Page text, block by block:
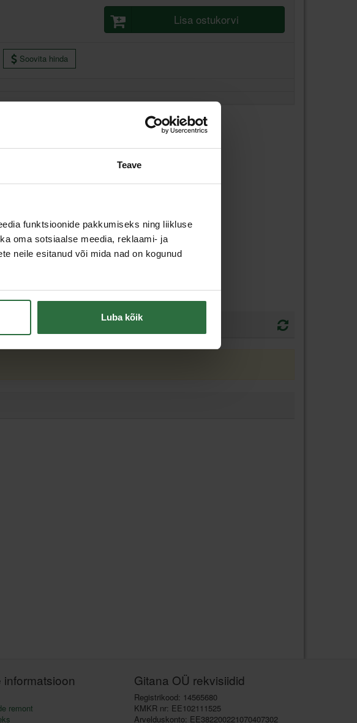
Teave
funktsioonide pakkumiseks ning liikluse
oma sotsiaalse meedia, reklaami- ja
neile esitanud või mida nad on kogunud
Luba kõik
Lisa ostukorvi
Soovita hinda
informatsioon
remont
Gitana OÜ rekvisiidid
Registrikood: 14565680
KMKR nr: EE102111525
Arvelduskonto: EE382200221070407302